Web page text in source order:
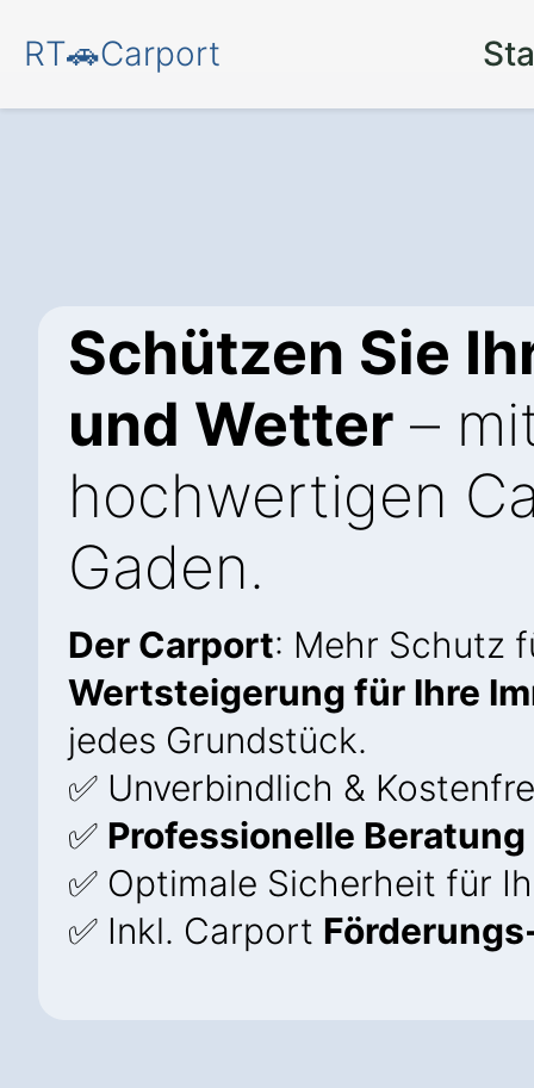
RT🚗Carport
Schützen Sie
und Wetter –
hochwertigen
Gaden.
Der Carport: Mehr Schutz
Wertsteigerung für Ihre
jedes Grundstück.
✅ Unverbindlich &
✅ Professionelle Beratung
✅ Optimale Sicherheit für
✅ Inkl. Carport